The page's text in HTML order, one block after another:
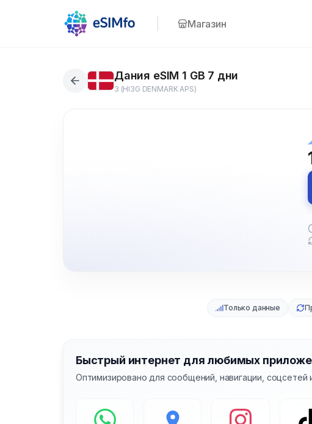
Магазин
Дания eSIM 1 GB 7 дни
3 (HI3G DENMARK APS)
Только данные
Быстрый интернет для любимых
Оптимизировано для сообщений, навигации, соцсетей